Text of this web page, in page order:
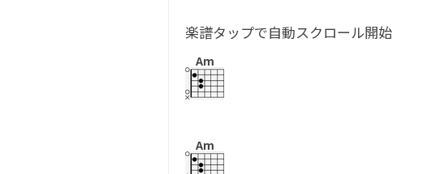
楽譜タップで自動スクロール開始
Am
Am